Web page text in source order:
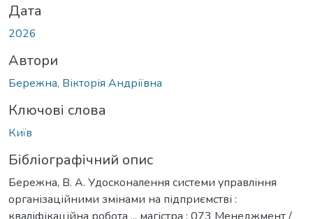
Дата
2026
Автори
Бережна, Вікторія Андріївна
Ключові слова
Київ
Бібліографічний опис
Бережна, В. А. Удосконалення системи управління
організаційними змінами на підприємстві :